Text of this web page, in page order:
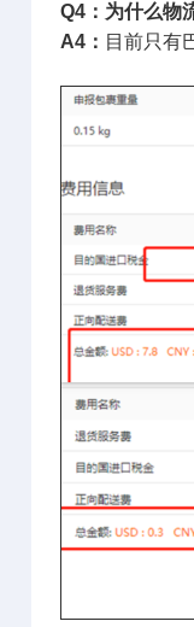
Q4：为什么物
A4： 目前只有